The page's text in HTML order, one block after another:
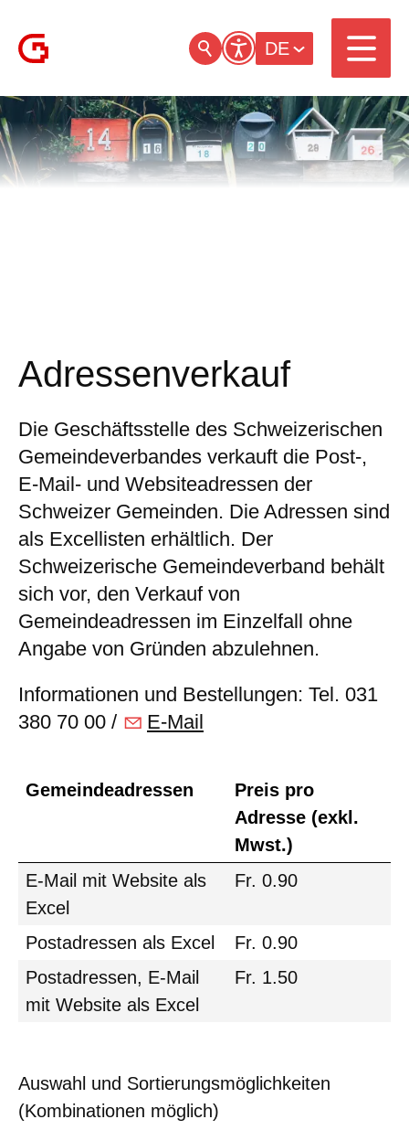
DE
Adressenverkauf
Die Geschäftsstelle des Schweizerischen
Gemeindeverbandes verkauft die Post-,
E-Mail- und Websiteadressen der
Schweizer Gemeinden. Die Adressen sind
als Excellisten erhältlich. Der
Schweizerische Gemeindeverband behält
sich vor, den Verkauf von
Gemeindeadressen im Einzelfall ohne
Angabe von Gründen abzulehnen.
Informationen und Bestellungen: Tel. 031
380 70 00 /
E-Mail
Gemeindeadressen
Preis pro
Adresse (exkl.
Mwst.)
E-Mail mit Website als
Excel
Fr. 0.90
Postadressen als Excel
Fr. 0.90
Postadressen, E-Mail
mit Website als Excel
Fr. 1.50
Auswahl und Sortierungsmöglichkeiten
(Kombinationen möglich)